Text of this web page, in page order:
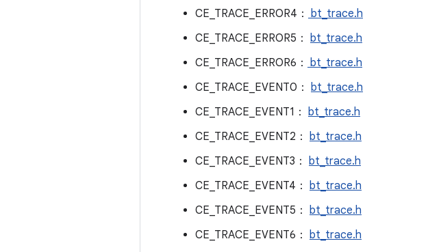
CE_TRACE_ERROR4： bt_trace.h
CE_TRACE_ERROR5： bt_trace.h
CE_TRACE_ERROR6： bt_trace.h
CE_TRACE_EVENT0： bt_trace.h
CE_TRACE_EVENT1： bt_trace.h
CE_TRACE_EVENT2： bt_trace.h
CE_TRACE_EVENT3： bt_trace.h
CE_TRACE_EVENT4： bt_trace.h
CE_TRACE_EVENT5： bt_trace.h
CE_TRACE_EVENT6： bt_trace.h